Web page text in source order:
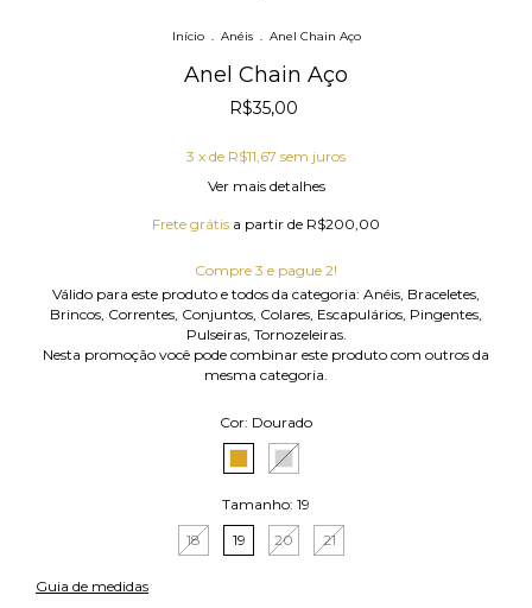
Início . Anéis . Anel Chain Aço
Anel Chain Aço
R$35,00
3 x de R$11,67 sem juros
Ver mais detalhes
Frete grátis a partir de R$200,00
Compre 3 e pague 2!
Válido para este produto e todos da categoria: Anéis, Braceletes,
Brincos, Correntes, Conjuntos, Colares, Escapulários, Pingentes,
Pulseiras, Tornozeleiras.
Nesta promoção você pode combinar este produto com outros da
mesma categoria.
Cor: Dourado
Tamanho: 19
18
19 20 21
Guia de medidas